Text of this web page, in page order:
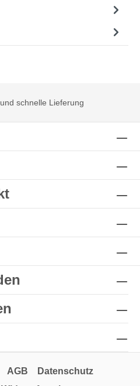
schnelle Lieferung
AGB
Datenschutz